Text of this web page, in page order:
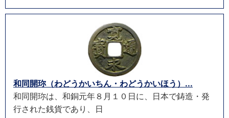
和同開珎（わどうかいちん・わどうかいほう）...
和同開珎は、和銅元年８月１０日に、日本で鋳造・発
行された銭貨であり、日